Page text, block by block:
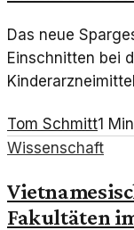
Das neue
Einschnitten bei
Tom Schmitt1
Wissenschaft
Fakultäten